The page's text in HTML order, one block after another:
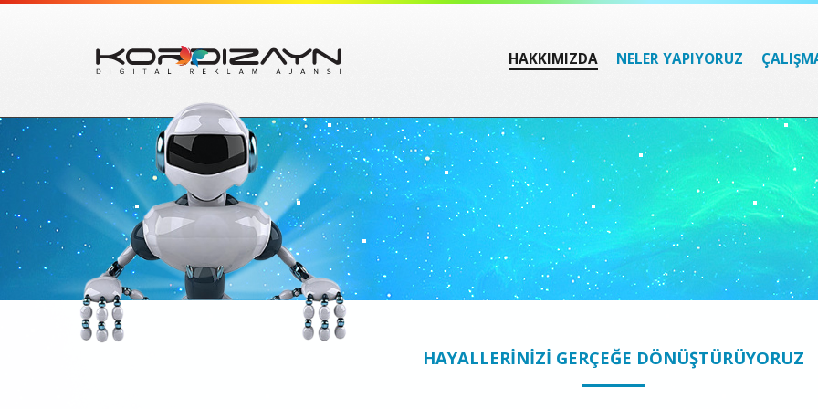
HAKKIMIZDA NELER YAPIYORUZ
HAYALLERİNİZİ GERÇEĞE DÖNÜŞTÜRÜYORUZ